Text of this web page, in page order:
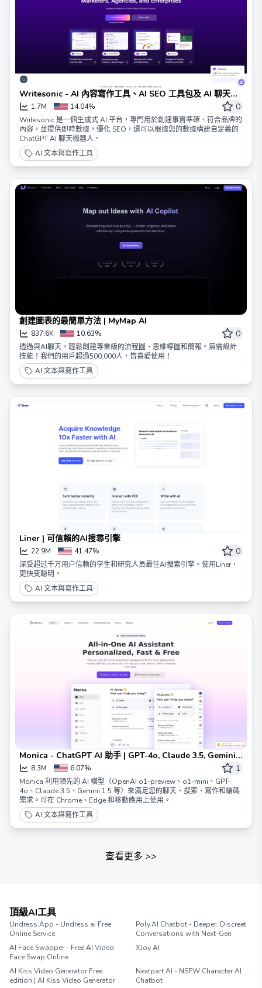
Writesonic - AI 內容寫作工具、AI SEO 工具包及 AI 聊天機
器人1.7M 14.04% 0
Writesonic 是一個生成式 AI 平台，專門用於創建事實準確、符合品牌的
內容，並提供即時數據，優化 SEO，還可以根據您的數據構建自定義的
ChatGPT AI 聊天機器人。
AI 文本與寫作工具
創建圖表的最簡單方法 | MyMap AI
837.6K 10.63% 0
透過與AI聊天，輕鬆創建專業級的流程圖、思維導圖和簡報。無需設計
技能！我們的用戶超過500,000人，皆喜愛使用！
AI 文本與寫作工具
Liner | 可信賴的AI搜尋引擎
22.9M 41.47% 0
深受超过千万用户信赖的学生和研究人员最佳AI搜索引擎。使用Liner，
更快变聪明。
AI 文本與寫作工具
Monica - ChatGPT AI 助手 | GPT-4o, Claude 3.5, Gemini
1.5 8.3M 6.07% 1
Monica 利用領先的 AI 模型（OpenAI o1-preview、o1-mini、GPT-
4o、Claude 3.5、Gemini 1.5 等）來滿足您的聊天、搜索、寫作和編碼
需求。可在 Chrome、Edge 和移動應用上使用。
AI 文本與寫作工具
查看更多 >>
頂級AI工具
Undress.App - Undress ai Free
Online Service
Poly.AI Chatbot - Deeper, Discreet
Conversations with Next-Gen
AI Face Swapper - Free AI Video
Face Swap Online
XJoy AI
AI Kiss Video Generator Free
edition | AI Kiss Video Generator
Nextpart AI - NSFW Character AI
Chatbot